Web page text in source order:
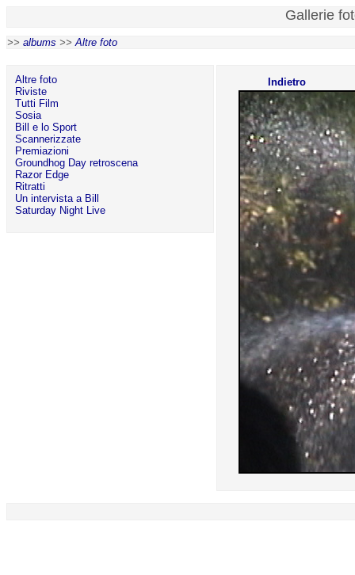
Gallerie
>> albums >>Altre foto
Altre foto
Riviste
Tutti Film
Sosia
Bill e lo Sport
Scannerizzate
Premiazioni
Groundhog Day retroscena
Razor Edge
Ritratti
Un intervista a Bill
Saturday Night Live
Indietro